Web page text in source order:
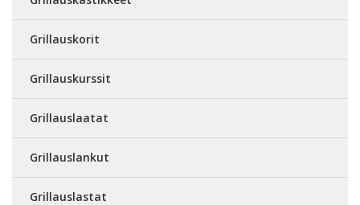
Grillauskorit
Grillauskurssit
Grillauslaatat
Grillauslankut
Grillauslastat